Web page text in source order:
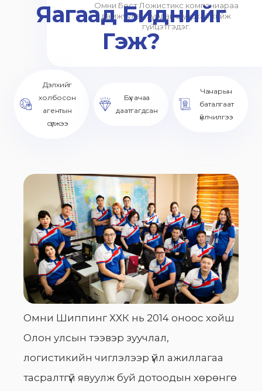
Омни Бест Ложистикс компаниараа
дамжуулан хурдан шуурхай хийж
гүйцэтгэдэг.
Яагаад Биднийг
Гэж?
Дэлхийг
холбосон
агентын
сүлжээ
Бүх ачаа
даатгагдсан
Чанарын
баталгаат
үйлчилгээ
Омни Шиппинг ХХК нь 2014 оноос хойш
Олон улсын тээвэр зуучлал,
логистикийн чиглэлээр үйл ажиллагаа
тасралтгүй явуулж буй дотоодын хөрөнгө